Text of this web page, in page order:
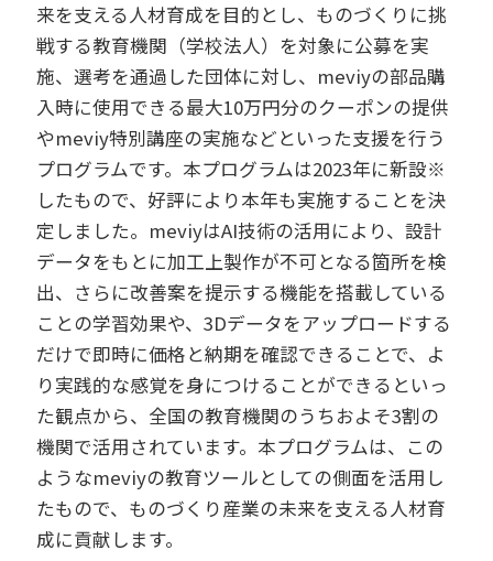
来を支える人材育成を目的とし、ものづくりに挑
戦する教育機関（学校法人）を対象に公募を実
施、選考を通過した団体に対し、meviyの部品購
入時に使用できる最大10万円分のクーポンの提供
やmeviy特別講座の実施などといった支援を行う
プログラムです。本プログラムは2023年に新設※
したもので、好評により本年も実施することを決
定しました。meviyはAI技術の活用により、設計
データをもとに加工上製作が不可となる箇所を検
出、さらに改善案を提示する機能を搭載している
ことの学習効果や、3Dデータをアップロードする
だけで即時に価格と納期を確認できることで、よ
り実践的な感覚を身につけることができるといっ
た観点から、全国の教育機関のうちおよそ3割の
機関で活用されています。本プログラムは、この
ようなmeviyの教育ツールとしての側面を活用し
たもので、ものづくり産業の未来を支える人材育
成に貢献します。